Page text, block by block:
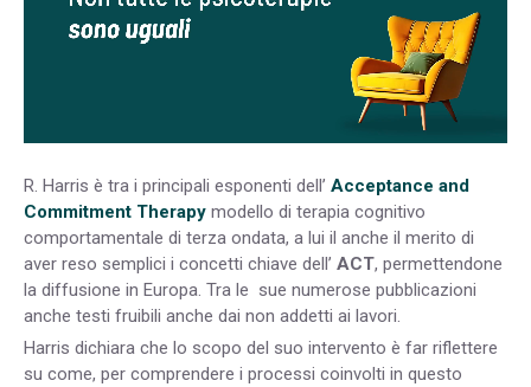
R. Harris è tra i principali esponenti dell’ Acceptance and
Commitment Therapy modello di terapia cognitivo
comportamentale di terza ondata, a lui il anche il merito di
aver reso semplici i concetti chiave dell’ ACT, permettendone
la diffusione in Europa. Tra le sue numerose pubblicazioni
anche testi fruibili anche dai non addetti ai lavori.
Harris dichiara che lo scopo del suo intervento è far riflettere
su come, per comprendere i processi coinvolti in questo